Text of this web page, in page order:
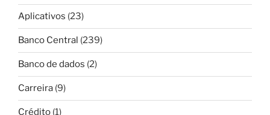
Aplicativos (23)
Banco Central (239)
Banco de dados (2)
Carreira (9)
Crédito (1)